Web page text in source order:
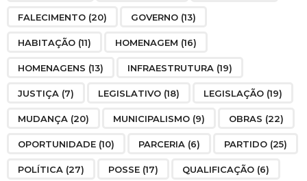
FALECIMENTO (20) GOVERNO (13)
HABITAÇÃO (11) HOMENAGEM (16)
HOMENAGENS (13) INFRAESTRUTURA (19)
JUSTIÇA (7) LEGISLATIVO (18) LEGISLAÇÃO (19)
MUDANÇA (20) MUNICIPALISMO (9) OBRAS (22)
OPORTUNIDADE (10) PARCERIA (6) PARTIDO (25)
POLÍTICA (27) POSSE (17) QUALIFICAÇÃO (6)